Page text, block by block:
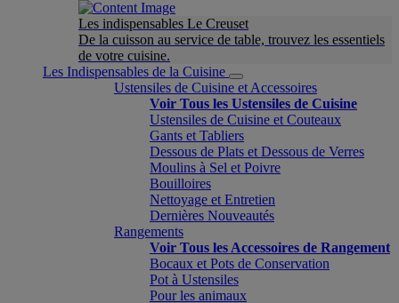
Les indispensables Le Creuset
De la cuisson au service de table, trouvez les essentiels
de votre cuisine.
Les Indispensables de la Cuisine
Ustensiles de Cuisine et Accessoires
Voir Tous les Ustensiles de Cuisine
Ustensiles de Cuisine et Couteaux
Gants et Tabliers
Dessous de Plats et Dessous de Verres
Moulins à Sel et Poivre
Bouilloires
Nettoyage et Entretien
Dernières Nouveautés
Rangements
Voir Tous les Accessoires de Rangement
Bocaux et Pots de Conservation
Pot à Ustensiles
Pour les animaux